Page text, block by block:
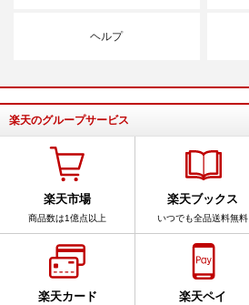
ヘルプ
楽天のグループサービス
楽天市場
商品数は1億点以上
楽天ブックス
いつでも全品送料無料
楽天カード 楽天ペイ